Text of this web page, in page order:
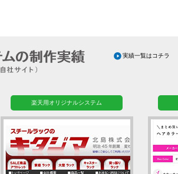
実績一覧はコチラ
楽天用オリジナルシステム